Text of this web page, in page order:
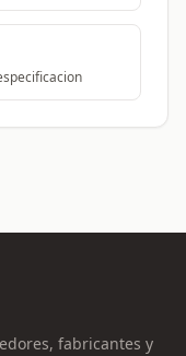
fabricantes y